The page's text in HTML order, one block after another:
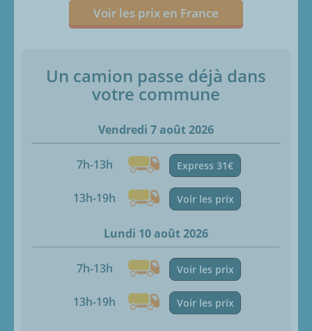
Voir les prix en France
Un camion passe déjà dans
votre commune
Vendredi 7 août 2026
7h-13h Express 31€
13h-19h Voir les prix
Lundi 10 août 2026
7h-13h Voir les prix
13h-19h Voir les prix